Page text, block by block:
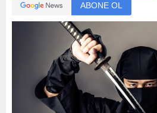
ABONE OL